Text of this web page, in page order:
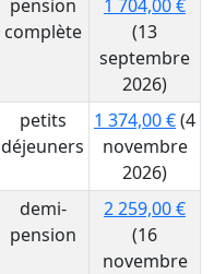
pension
complète
1 704,00 €
(13
septembre
2026)
petits
déjeuners
1 374,00 €(4
novembre
2026)
demi-
pension
2 259,00 €
(16
novembre